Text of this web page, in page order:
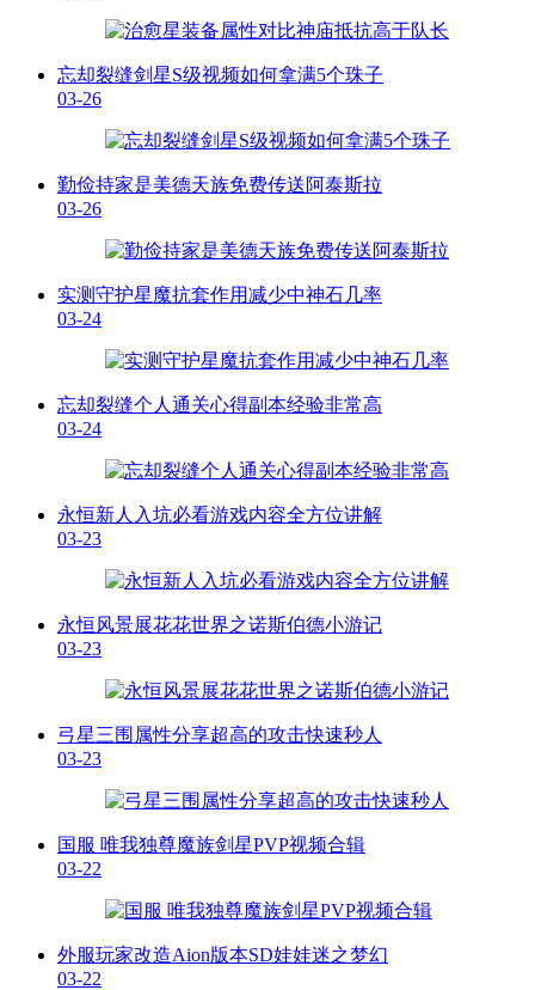
忘却裂缝剑星S级视频如何拿满5个珠子
03-26
勤俭持家是美德天族免费传送阿泰斯拉
03-26
实测守护星魔抗套作用减少中神石几率
03-24
忘却裂缝个人通关心得副本经验非常高
03-24
永恒新人入坑必看游戏内容全方位讲解
03-23
永恒风景展花花世界之诺斯伯德小游记
03-23
弓星三围属性分享超高的攻击快速秒人
03-23
国服 唯我独尊魔族剑星PVP视频合辑
03-22
外服玩家改造Aion版本SD娃娃迷之梦幻
03-22